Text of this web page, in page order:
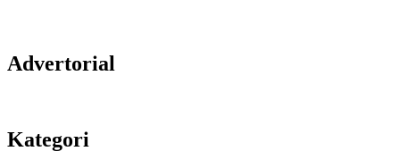
Advertorial
Kategori